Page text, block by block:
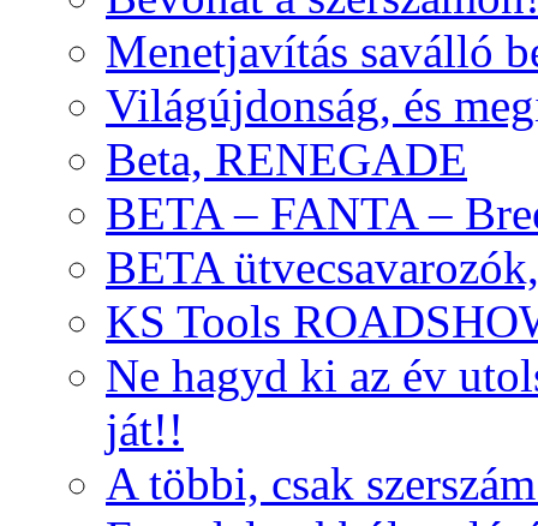
Menetjavítás saválló
Világújdonság, és
Beta, RENEGADE
BETA – FANTA –
BETA
KS Tools
Ne hagyd ki az év
ját!!
A többi, csak